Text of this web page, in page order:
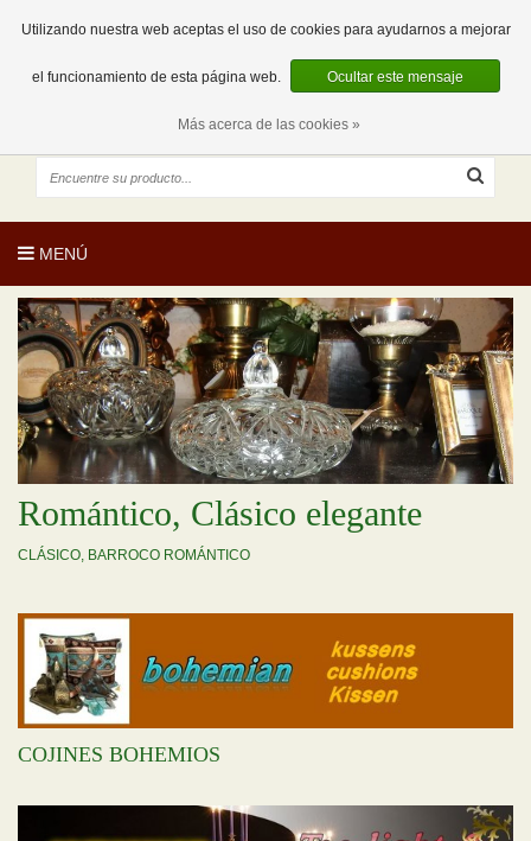
0 Artículos
ES
EUR
MENÚ
Romántico, Clásico elegante
CLÁSICO, BARROCO ROMÁNTICO
COJINES BOHEMIOS
Utilizando nuestra web aceptas el uso de cookies para ayudarnos a mejorar
el funcionamiento de esta página web. Ocultar este mensaje
Más acerca de las cookies »